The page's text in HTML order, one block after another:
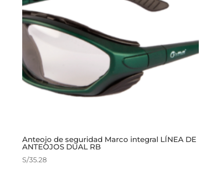
Anteojo de seguridad Marco integral LÍNEA DE
ANTEOJOS DUAL RB
S/35.28